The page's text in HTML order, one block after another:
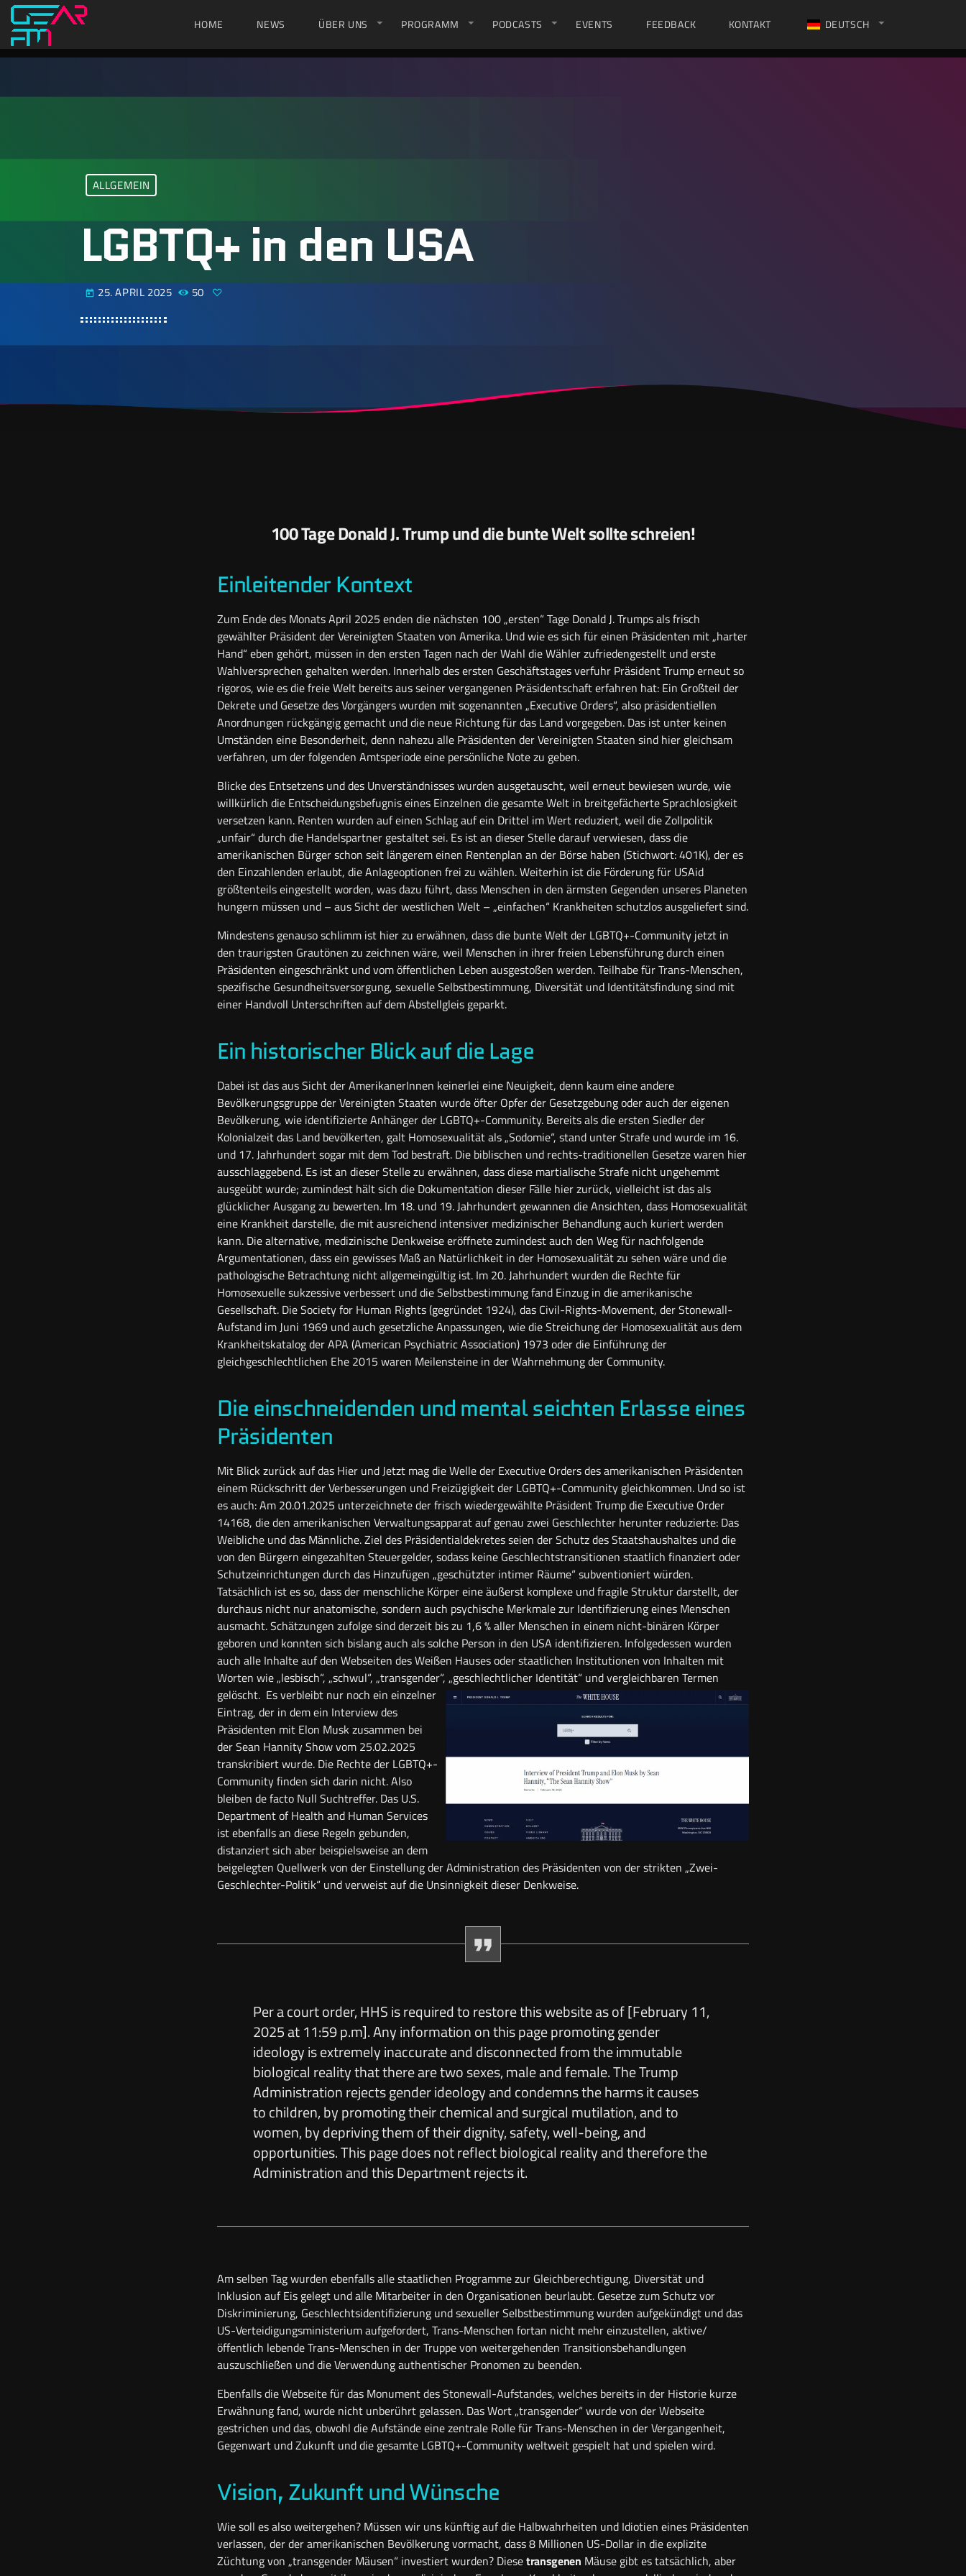
HOME NEWS ÜBER UNS PROGRAMM PODCASTS EVENTS FEEDBACK KONTAKT DEUTSCH
ALLGEMEIN
LGBTQ+ in den USA
today 25. APRIL 2025 50
100 Tage Donald J. Trump und die bunte Welt sollte schreien!
Einleitender Kontext
Zum Ende des Monats April 2025 enden die nächsten 100 „ersten“ Tage Donald J. Trumps als frisch
gewählter Präsident der Vereinigten Staaten von Amerika. Und wie es sich für einen Präsidenten mit „harter
Hand“ eben gehört, müssen in den ersten Tagen nach der Wahl die Wähler zufriedengestellt und erste
Wahlversprechen gehalten werden. Innerhalb des ersten Geschäftstages verfuhr Präsident Trump erneut so
rigoros, wie es die freie Welt bereits aus seiner vergangenen Präsidentschaft erfahren hat: Ein Großteil der
Dekrete und Gesetze des Vorgängers wurden mit sogenannten „Executive Orders“, also präsidentiellen
Anordnungen rückgängig gemacht und die neue Richtung für das Land vorgegeben. Das ist unter keinen
Umständen eine Besonderheit, denn nahezu alle Präsidenten der Vereinigten Staaten sind hier gleichsam
verfahren, um der folgenden Amtsperiode eine persönliche Note zu geben.
Blicke des Entsetzens und des Unverständnisses wurden ausgetauscht, weil erneut bewiesen wurde, wie
willkürlich die Entscheidungsbefugnis eines Einzelnen die gesamte Welt in breitgefächerte Sprachlosigkeit
versetzen kann. Renten wurden auf einen Schlag auf ein Drittel im Wert reduziert, weil die Zollpolitik
„unfair“ durch die Handelspartner gestaltet sei. Es ist an dieser Stelle darauf verwiesen, dass die
amerikanischen Bürger schon seit längerem einen Rentenplan an der Börse haben (Stichwort: 401K), der es
den Einzahlenden erlaubt, die Anlageoptionen frei zu wählen. Weiterhin ist die Förderung für USAid
größtenteils eingestellt worden, was dazu führt, dass Menschen in den ärmsten Gegenden unseres Planeten
hungern müssen und – aus Sicht der westlichen Welt – „einfachen“ Krankheiten schutzlos ausgeliefert sind.
Mindestens genauso schlimm ist hier zu erwähnen, dass die bunte Welt der LGBTQ+-Community jetzt in
den traurigsten Grautönen zu zeichnen wäre, weil Menschen in ihrer freien Lebensführung durch einen
Präsidenten eingeschränkt und vom öffentlichen Leben ausgestoßen werden. Teilhabe für Trans-Menschen,
spezifische Gesundheitsversorgung, sexuelle Selbstbestimmung, Diversität und Identitätsfindung sind mit
einer Handvoll Unterschriften auf dem Abstellgleis geparkt.
Ein historischer Blick auf die Lage
Dabei ist das aus Sicht der AmerikanerInnen keinerlei eine Neuigkeit, denn kaum eine andere
Bevölkerungsgruppe der Vereinigten Staaten wurde öfter Opfer der Gesetzgebung oder auch der eigenen
Bevölkerung, wie identifizierte Anhänger der LGBTQ+-Community. Bereits als die ersten Siedler der
Kolonialzeit das Land bevölkerten, galt Homosexualität als „Sodomie“, stand unter Strafe und wurde im 16.
und 17. Jahrhundert sogar mit dem Tod bestraft. Die biblischen und rechts-traditionellen Gesetze waren hier
ausschlaggebend. Es ist an dieser Stelle zu erwähnen, dass diese martialische Strafe nicht ungehemmt
ausgeübt wurde; zumindest hält sich die Dokumentation dieser Fälle hier zurück, vielleicht ist das als
glücklicher Ausgang zu bewerten. Im 18. und 19. Jahrhundert gewannen die Ansichten, dass Homosexualität
eine Krankheit darstelle, die mit ausreichend intensiver medizinischer Behandlung auch kuriert werden
kann. Die alternative, medizinische Denkweise eröffnete zumindest auch den Weg für nachfolgende
Argumentationen, dass ein gewisses Maß an Natürlichkeit in der Homosexualität zu sehen wäre und die
pathologische Betrachtung nicht allgemeingültig ist. Im 20. Jahrhundert wurden die Rechte für
Homosexuelle sukzessive verbessert und die Selbstbestimmung fand Einzug in die amerikanische
Gesellschaft. Die Society for Human Rights (gegründet 1924), das Civil-Rights-Movement, der Stonewall-
Aufstand im Juni 1969 und auch gesetzliche Anpassungen, wie die Streichung der Homosexualität aus dem
Krankheitskatalog der APA (American Psychiatric Association) 1973 oder die Einführung der
gleichgeschlechtlichen Ehe 2015 waren Meilensteine in der Wahrnehmung der Community.
Die einschneidenden und mental seichten Erlasse eines
Präsidenten
Mit Blick zurück auf das Hier und Jetzt mag die Welle der Executive Orders des amerikanischen Präsidenten
einem Rückschritt der Verbesserungen und Freizügigkeit der LGBTQ+-Community gleichkommen. Und so ist
es auch: Am 20.01.2025 unterzeichnete der frisch wiedergewählte Präsident Trump die Executive Order
14168, die den amerikanischen Verwaltungsapparat auf genau zwei Geschlechter herunter reduzierte: Das
Weibliche und das Männliche. Ziel des Präsidentialdekretes seien der Schutz des Staatshaushaltes und die
von den Bürgern eingezahlten Steuergelder, sodass keine Geschlechtstransitionen staatlich finanziert oder
Schutzeinrichtungen durch das Hinzufügen „geschützter intimer Räume“ subventioniert würden.
Tatsächlich ist es so, dass der menschliche Körper eine äußerst komplexe und fragile Struktur darstellt, der
durchaus nicht nur anatomische, sondern auch psychische Merkmale zur Identifizierung eines Menschen
ausmacht. Schätzungen zufolge sind derzeit bis zu 1,6 % aller Menschen in einem nicht-binären Körper
geboren und konnten sich bislang auch als solche Person in den USA identifizieren. Infolgedessen wurden
auch alle Inhalte auf den Webseiten des Weißen Hauses oder staatlichen Institutionen von Inhalten mit
Worten wie „lesbisch“, „schwul“, „transgender“, „geschlechtlicher Identität“ und vergleichbaren Termen
gelöscht. Es verbleibt nur noch ein einzelner
Eintrag, der in dem ein Interview des
Präsidenten mit Elon Musk zusammen bei
der Sean Hannity Show vom 25.02.2025
transkribiert wurde. Die Rechte der LGBTQ+-
Community finden sich darin nicht. Also
bleiben de facto Null Suchtreffer. Das U.S.
Department of Health and Human Services
ist ebenfalls an diese Regeln gebunden,
distanziert sich aber beispielsweise an dem
beigelegten Quellwerk von der Einstellung der Administration des Präsidenten von der strikten „Zwei-
Geschlechter-Politik“ und verweist auf die Unsinnigkeit dieser Denkweise.
Per a court order, HHS is required to restore this website as of[February 11,
2025 at 11:59 p.m]. Any information on this page promoting gender
ideology is extremely inaccurate and disconnected from the immutable
biological reality that there are two sexes, male and female. The Trump
Administration rejects gender ideology and condemns the harms it causes
to children, by promoting their chemical and surgical mutilation, and to
women, by depriving them of their dignity, safety, well-being, and
opportunities. This page does not reflect biological reality and therefore the
Administration and this Department rejects it.
Am selben Tag wurden ebenfalls alle staatlichen Programme zur Gleichberechtigung, Diversität und
Inklusion auf Eis gelegt und alle Mitarbeiter in den Organisationen beurlaubt. Gesetze zum Schutz vor
Diskriminierung, Geschlechtsidentifizierung und sexueller Selbstbestimmung wurden aufgekündigt und das
US-Verteidigungsministerium aufgefordert, Trans-Menschen fortan nicht mehr einzustellen, aktive/
öffentlich lebende Trans-Menschen in der Truppe von weitergehenden Transitionsbehandlungen
auszuschließen und die Verwendung authentischer Pronomen zu beenden.
Ebenfalls die Webseite für das Monument des Stonewall-Aufstandes, welches bereits in der Historie kurze
Erwähnung fand, wurde nicht unberührt gelassen. Das Wort „transgender“ wurde von der Webseite
gestrichen und das, obwohl die Aufstände eine zentrale Rolle für Trans-Menschen in der Vergangenheit,
Gegenwart und Zukunft und die gesamte LGBTQ+-Community weltweit gespielt hat und spielen wird.
Vision, Zukunft und Wünsche
Wie soll es also weitergehen? Müssen wir uns künftig auf die Halbwahrheiten und Idiotien eines Präsidenten
verlassen, der der amerikanischen Bevölkerung vormacht, dass 8 Millionen US-Dollar in die explizite
Züchtung von „transgender Mäusen“ investiert wurden? Diesetransgenen Mäuse gibt es tatsächlich, aber